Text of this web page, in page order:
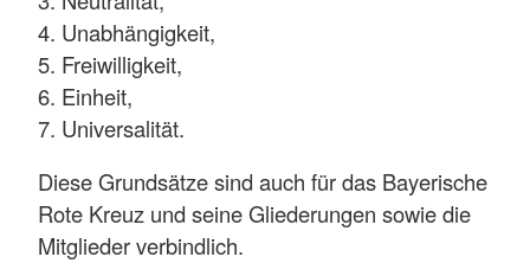
4. Unabhängigkeit,
5. Freiwilligkeit,
6. Einheit,
7. Universalität.
Diese Grundsätze sind auch für das Bayerische
Rote Kreuz und seine Gliederungen sowie die
Mitglieder verbindlich.